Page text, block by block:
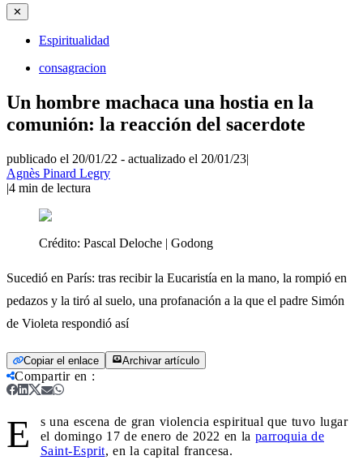
✕
Espiritualidad
consagracion
Un hombre machaca una hostia en la
comunión: la reacción del sacerdote
publicado el 20/01/22 - actualizado el 20/01/23|
Agnès Pinard Legry
|4 min de lectura
Crédito: Pascal Deloche | Godong
Sucedió en París: tras recibir la Eucaristía en la mano, la rompió en
pedazos y la tiró al suelo, una profanación a la que el padre Simón
de Violeta respondió así
Copiar el enlace Archivar artículo
Compartir en :
E
s una escena de gran violencia espiritual que tuvo lugar
el domingo 17 de enero de 2022 en la parroquia de
Saint-Esprit, en la capital francesa.